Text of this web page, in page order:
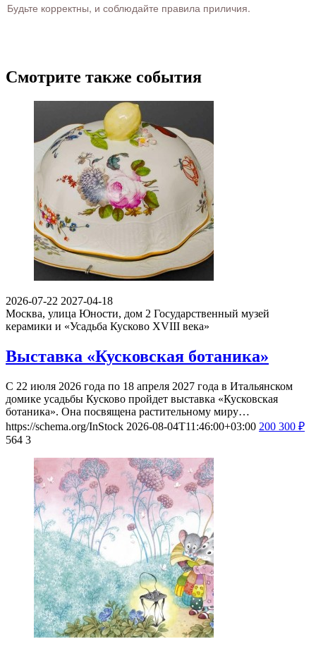
Будьте корректны, и соблюдайте правила приличия.
Смотрите также события
2026-07-22 2027-04-18
Москва, улица Юности, дом 2 Государственный музей
керамики и «Усадьба Кусково XVIII века»
Выставка «Кусковская ботаника»
С 22 июля 2026 года по 18 апреля 2027 года в Итальянском
домике усадьбы Кусково пройдет выставка «Кусковская
ботаника». Она посвящена растительному миру…
https://schema.org/InStock 2026-08-04T11:46:00+03:00 200 300 ₽
564 3